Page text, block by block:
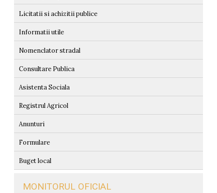
Licitatii si achizitii publice
Informatii utile
Nomenclator stradal
Consultare Publica
Asistenta Sociala
Registrul Agricol
Anunturi
Formulare
Buget local
MONITORUL OFICIAL